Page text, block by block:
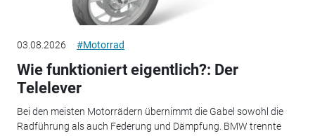
03.08.2026 #Motorrad
Wie funktioniert eigentlich?: Der
Telelever
Bei den meisten Motorrädern übernimmt die Gabel sowohl die
Radführung als auch Federung und Dämpfung. BMW trennte